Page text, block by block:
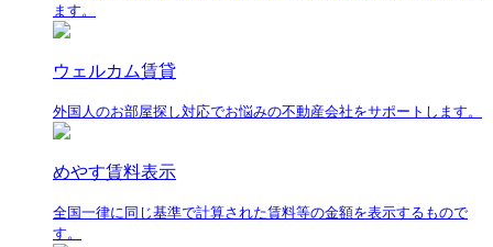
ます。
ウェルカム賃貸
外国人のお部屋探し対応でお悩みの不動産会社をサポートします。
めやす賃料表示
全国一律に同じ基準で計算された賃料等の金額を表示するもので
す。